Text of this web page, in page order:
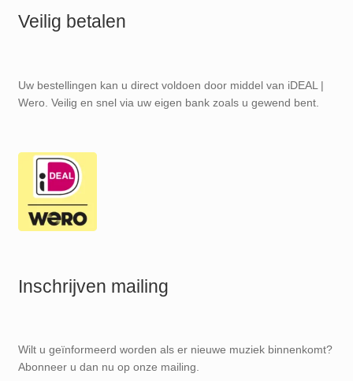
Veilig betalen
Uw bestellingen kan u direct voldoen door middel van iDEAL |
Wero. Veilig en snel via uw eigen bank zoals u gewend bent.
Inschrijven mailing
Wilt u geïnformeerd worden als er nieuwe muziek binnenkomt?
Abonneer u dan nu op onze mailing.